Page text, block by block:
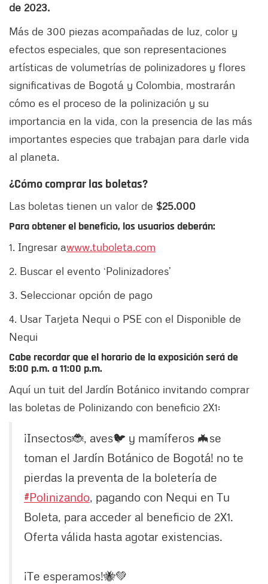
de 2023.
Más de 300 piezas acompañadas de luz, color y
efectos especiales, que son representaciones
artísticas de volumetrías de polinizadores y flores
significativas de Bogotá y Colombia, mostrarán
cómo es el proceso de la polinización y su
importancia en la vida, con la presencia de las más
importantes especies que trabajan para darle vida
al planeta.
¿Cómo comprar las boletas?
Las boletas tienen un valor de $25.000
Para obtener el beneficio, los usuarios deberán:
1. Ingresar awww.tuboleta.com
2. Buscar el evento ‘Polinizadores’
3. Seleccionar opción de pago
4. Usar Tarjeta Nequi o PSE con el Disponible de
Nequi
Cabe recordar que el horario de la exposición será de
5:00 p.m. a 11:00 p.m.
Aquí un tuit del Jardín Botánico invitando comprar
las boletas de Polinizando con beneficio 2X1:
¡Insectos🐞, aves🐦 y mamíferos 🦇se
toman el Jardín Botánico de Bogotá! no te
pierdas la preventa de la boletería de
#Polinizando, pagando con Nequi en Tu
Boleta, para acceder al beneficio de 2X1.
Oferta válida hasta agotar existencias.
¡Te esperamos!🐝💚